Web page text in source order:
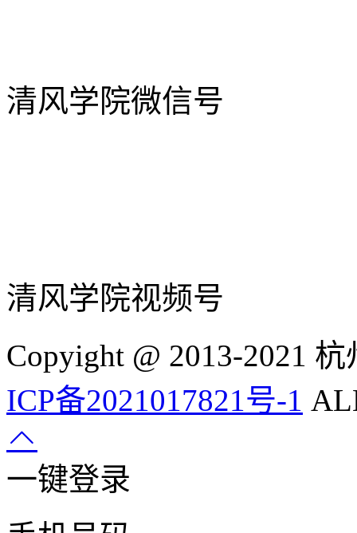
清风学院微信号
清风学院视频号
Copyight @ 2013-2021
ICP备2021017821号-1
一键登录